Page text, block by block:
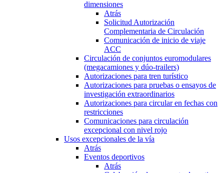
dimensiones
Atrás
Solicitud Autorización
Complementaria de Circulación
Comunicación de inicio de viaje
ACC
Circulación de conjuntos euromodulares
(megacamiones y dúo-trailers)
Autorizaciones para tren turístico
Autorizaciones para pruebas o ensayos de
investigación extraordinarios
Autorizaciones para circular en fechas con
restricciones
Comunicaciones para circulación
excepcional con nivel rojo
Usos excepcionales de la vía
Atrás
Eventos deportivos
Atrás